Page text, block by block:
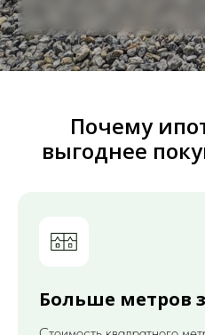
Почему
выгоднее
Больше метров